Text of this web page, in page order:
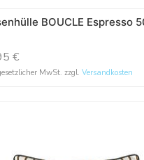
BOUCLE Espresso
€
MwSt. zzgl.Versandkosten